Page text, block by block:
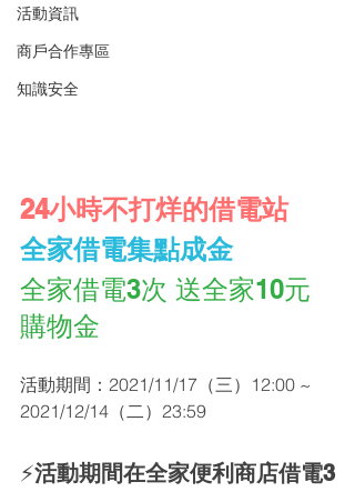
活動資訊
商戶合作專區
知識安全
24小時不打烊的借電站
全家借電集點成金
全家借電3次 送全家10元
購物金
活動期間：2021/11/17（三）12:00 ~
2021/12/14（二）23:59
⚡️活動期間在全家便利商店借電3